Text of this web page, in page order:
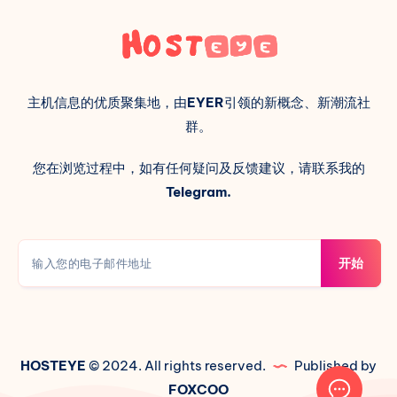
主机信息的优质聚集地，由EYER引领的新概念、新潮流社
群。
您在浏览过程中，如有任何疑问及反馈建议，请联系我的
Telegram.
开始
HOSTEYE © 2024. All rights reserved.
Published by
FOXCOO